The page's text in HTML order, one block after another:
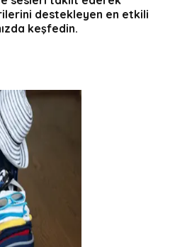
destekleyen en etkili
keşfedin.